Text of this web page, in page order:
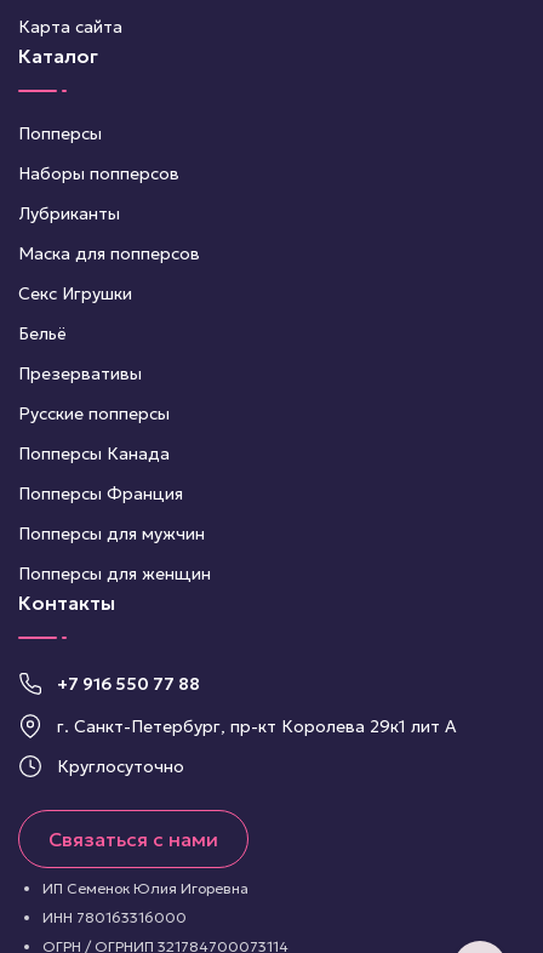
Карта сайта
Каталог
Попперсы
Наборы попперсов
Лубриканты
Маска для попперсов
Секс Игрушки
Бельё
Презервативы
Русские попперсы
Попперсы Канада
Попперсы Франция
Попперсы для мужчин
Попперсы для женщин
Контакты
+7 916 550 77 88
г. Санкт-Петербург, пр-кт Королева 29к1 лит А
Круглосуточно
Связаться с нами
ИП Семенок Юлия Игоревна
ИНН 780163316000
ОГРН / ОГРНИП 321784700073114